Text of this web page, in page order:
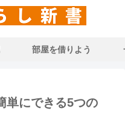
部屋を借りよう
単にできる5つの